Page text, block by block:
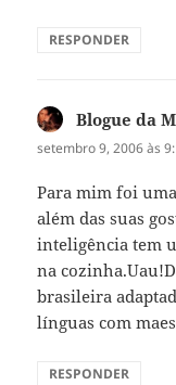
RESPONDER
Blogue da
setembro 9, 2006 às
Para mim foi
além das suas
inteligência tem
na
brasileira
línguas com
RESPONDER